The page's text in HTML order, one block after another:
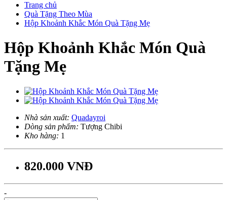
Trang chủ
Quà Tặng Theo Mùa
Hộp Khoảnh Khắc Món Quà Tặng Mẹ
Hộp Khoảnh Khắc Món Quà
Tặng Mẹ
Nhà sản xuất: Quadayroi
Dòng sản phẩm: Tượng Chibi
Kho hàng: 1
820.000 VNĐ
-